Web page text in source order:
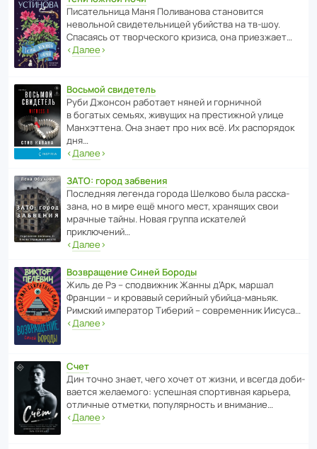
Писа­тель­ница Маня Поли­ва­нова стано­вится
невольной свиде­тель­ницей убийства на тв-шоу.
Спасаясь от твор­че­с­кого кризиса, она приезжает…
‹Далее›
Восьмой свидетель
Руби Джонсон рабо­тает няней и горни­чной
в богатых семьях, живущих на прес­ти­жной улице
Манх­эт­тена. Она знает про них всё. Их распо­рядок
дня…
‹Далее›
ЗАТО: город забвения
После­дняя легенда города Шелково была расска­
зана, но в мире ещё много мест, хранящих свои
мрачные тайны. Новая группа иска­телей
приключений…
‹Далее›
Возвращение Синей Бороды
Жиль де Рэ – спод­ви­жник Жанны д’Арк, маршал
Франции – и кровавый серийный убийца-маньяк.
Римский импе­ратор Тиберий – совре­менник Иисуса…
‹Далее›
Счет
Дин точно знает, чего хочет от жизни, и всегда доби­
ва­ется жела­е­мого: успе­шная спор­ти­вная карьера,
отли­чные отметки, попу­ля­р­ность и внимание…
‹Далее›